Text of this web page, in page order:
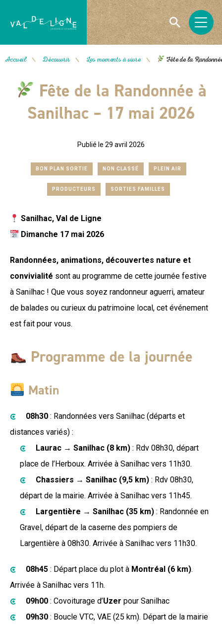
Accueil / Découvrir / Les moments à vivre / Fête de la
Fête de la Randonnée à
Sanilhac – 17 mai 2026
Publié le 29 avril 2026
BON PLAN SORTIE NON CLASSÉ PLEIN AIR
PRODUCTEURS SORTIES FAMILLES
Sanilhac, Val de Ligne
Dimanche 17 mai 2026
Randonnées, animations, découvertes nature et
convivialité sont au programme de cette journée festive
à Sanilhac ! Que vous soyez randonneur aguerri, amateur
de balades ou curieux du patrimoine local, cet événement
est fait pour vous.
Programme de la journée
Matin
08h30 : Randonnées vers Sanilhac (départs et
distances variés) :
Laurac → Sanilhac (8 km) : Rdv 08h30, départ
place de l’Herboux. Arrivée à Sanilhac vers 11h30.
Chassiers → Sanilhac (9,5 km) : Rdv 08h30,
départ de la mairie. Arrivée à Sanilhac vers 11h45.
Largentière → Sanilhac (35 km) : Randonnée en
Gravel, départ de la caserne des pompiers de
Largentière à 08h30. Arrivée à Sanilhac vers 11h30.
08h45 : Départ place du plot à Montréal (6 km).
Arrivée à Sanilhac vers 11h.
09h00 : Covoiturage d’Uzer pour Sanilhac
09h30 : Boucle VTC, VAE (25 km). Départ de la mairie